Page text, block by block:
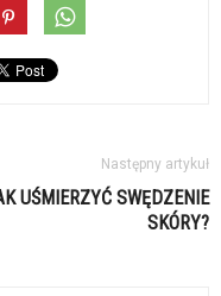
Następny artykuł
UŚMIERZYĆ SWĘDZENIE
SKÓRY?